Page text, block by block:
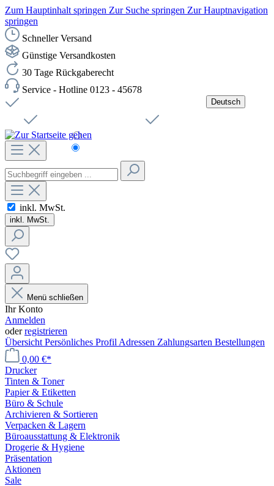
Zum Hauptinhalt springen Zur Suche springen Zur Hauptnavigation
springen
Schneller Versand
Günstige Versandkosten
30 Tage Rückgaberecht
Service - Hotline 0123 - 45678
Deutsch
Čeština
inkl. MwSt.
inkl. MwSt.
Menü schließen
Ihr Konto
Anmelden
oderregistrieren
Übersicht Persönliches Profil Adressen Zahlungsarten Bestellungen
0,00 €*
Drucker
Tinten & Toner
Papier & Etiketten
Büro & Schule
Archivieren & Sortieren
Verpacken & Lagern
Büroausstattung & Elektronik
Drogerie & Hygiene
Präsentation
Aktionen
Sale